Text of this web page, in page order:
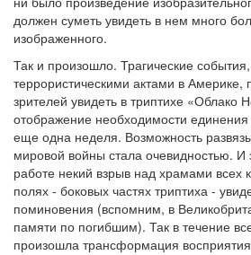
должен суметь увидеть в нем много
изображенного.
Так и произошло. Трагические
террористическими актами в Америке,
зрителей увидеть в триптихе «Облако
отображение необходимости
еще одна неделя. Возможность
мировой войны стала очевидностью. И
работе некий взрыв над храмами всех
полях - боковых частях триптиха -
поминовения (вспомним, в
памяти по погибшим). Так в течение
произошла трансформация